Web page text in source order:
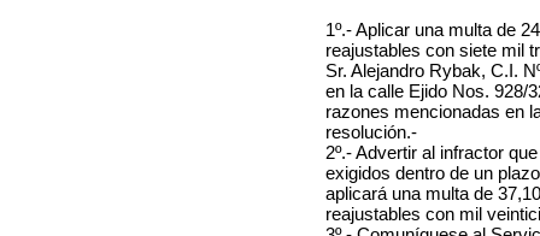
1º.- Aplicar una multa de
reajustables con siete mil
Sr. Alejandro Rybak, C.I.
en la calle Ejido Nos. 928/
razones mencionadas en
resolución.-
2º.- Advertir al infractor
exigidos dentro de un
aplicará una multa de
reajustables con mil